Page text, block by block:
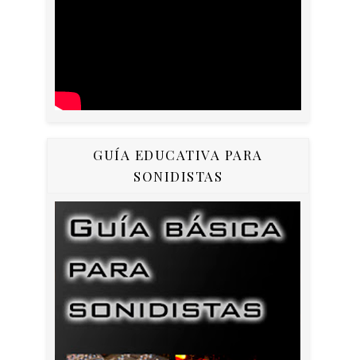
GUÍA EDUCATIVA PARA
SONIDISTAS